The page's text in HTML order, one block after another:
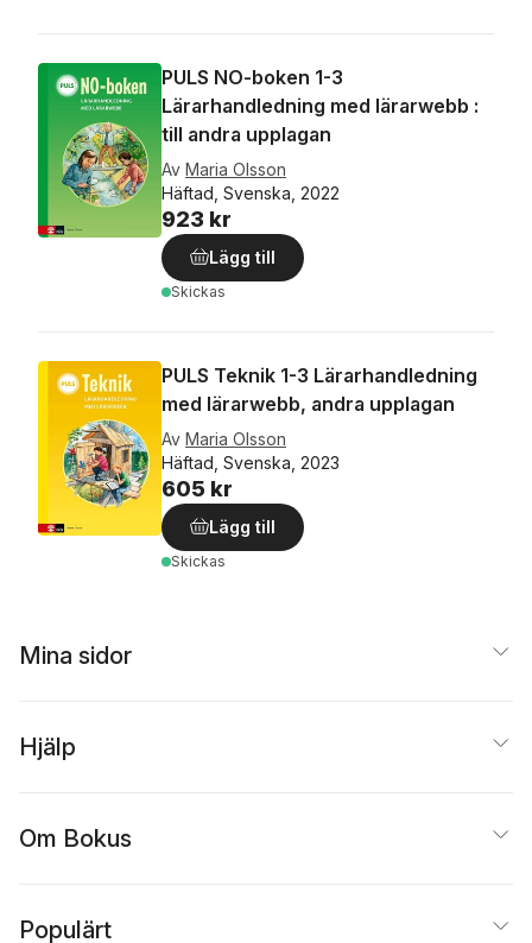
PULS NO-boken 1-3
Lärarhandledning med lärarwebb :
till andra upplagan
Av Maria Olsson
Häftad, Svenska, 2022
923 kr
Lägg till
Skickas
PULS Teknik 1-3 Lärarhandledning
med lärarwebb, andra upplagan
Av Maria Olsson
Häftad, Svenska, 2023
605 kr
Lägg till
Skickas
Mina sidor
Hjälp
Om Bokus
Populärt